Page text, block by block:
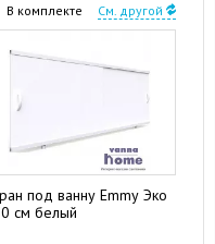
В комплекте См. другой
под ванну Emmy Эко
см белый